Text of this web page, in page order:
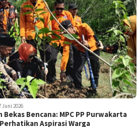
Juni 2026
Bekas Bencana: MPC PP Purwakarta
Aspirasi Warga